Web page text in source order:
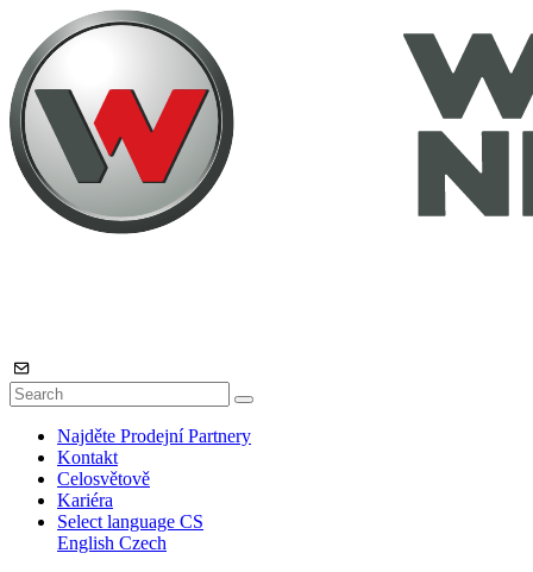
Najděte Prodejní Partnery
Kontakt
Celosvětově
Kariéra
Select language CS
English Czech